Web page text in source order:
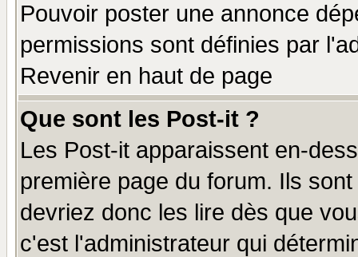
Pouvoir poster une annonce
permissions sont définies par
Revenir en haut de page
Que sont les Post-it ?
Les Post-it apparaissent en-
première page du forum. Ils
devriez donc les lire dès que
c'est l'administrateur qui